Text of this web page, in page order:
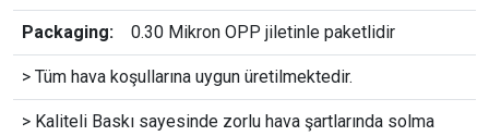
Packaging: 0.30 Mikron OPP jiletinle paketlidir
> Tüm hava koşullarına uygun üretilmektedir.
> Kaliteli Baskı sayesinde zorlu hava şartlarında solma